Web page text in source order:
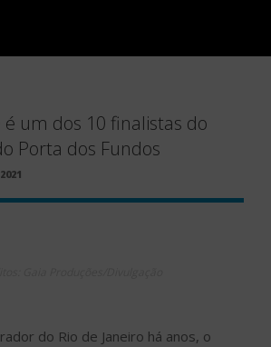
é um dos 10 finalistas do
Porta dos Fundos
do Rio de Janeiro há anos, o